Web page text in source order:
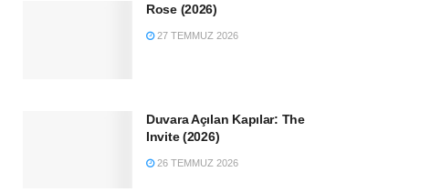
Rose (2026)
27 TEMMUZ 2026
Duvara Açılan Kapılar: The
Invite (2026)
26 TEMMUZ 2026